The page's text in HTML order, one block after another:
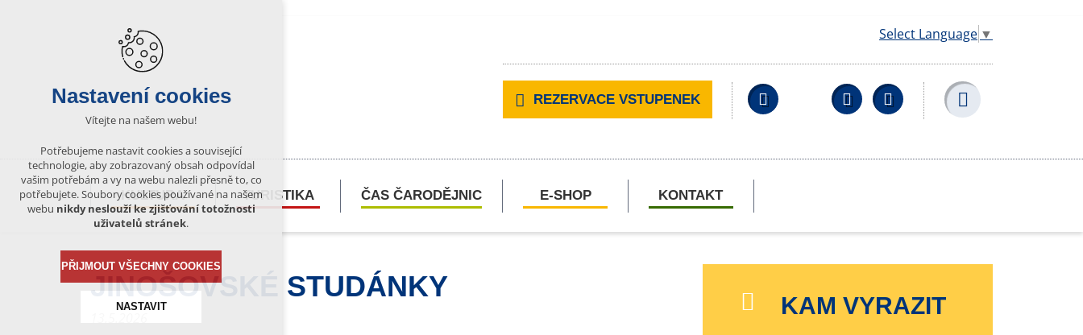
Select Language ▼
REZERVACE VSTUPENEK Facebook YouTubeWikipedia
KULTURA TURISTIKA ČAS ČARODĚJNIC E-SHOP KONTAKT
JINOŠOVSKÉ STUDÁNKY
KAM VYRAZIT
Nastavení cookies
Vítejte na našem webu!
Potřebujeme nastavit cookies a související
technologie, aby zobrazovaný obsah odpovídal
vašim potřebám a vy na webu nalezli přesně to, co
potřebujete. Soubory cookies používané na našem
webu nikdy neslouží ke zjišťování totožnosti
uživatelů stránek.
PŘIJMOUT VŠECHNY COOKIES
NASTAVIT